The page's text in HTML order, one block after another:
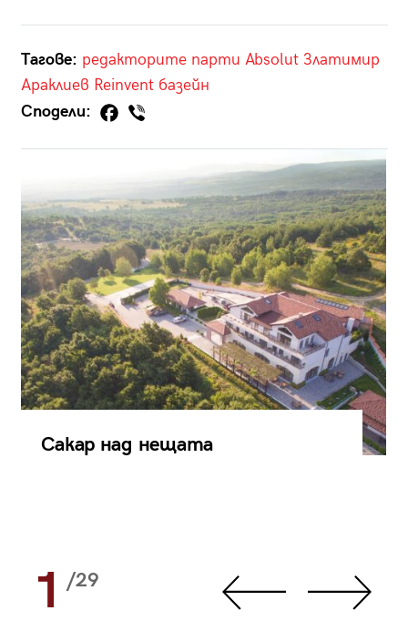
Тагове: редакторите парти Absolut Златимир
Араклиев Reinvent базейн
Сподели:
Сакар над нещата
1 /29